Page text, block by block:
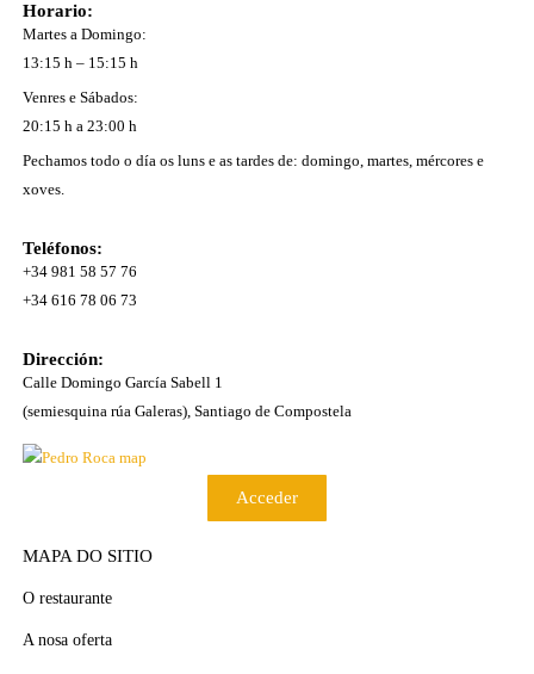
Horario:
Martes a Domingo:
13:15 h – 15:15 h
Venres e Sábados:
20:15 h a 23:00 h
Pechamos todo o día os luns e as tardes de: domingo, martes, mércores e
xoves.
Teléfonos:
+34 981 58 57 76
+34 616 78 06 73
Dirección:
Calle Domingo García Sabell 1
(semiesquina rúa Galeras), Santiago de Compostela
Acceder
MAPA DO SITIO
O restaurante
A nosa oferta